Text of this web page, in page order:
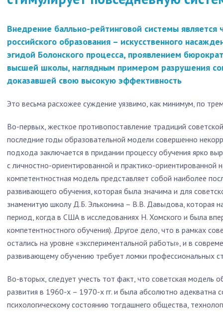
Внедрение балльно-рейтинговой системы является
российского образования – искусственного
эгидой Болонского процесса, проявлением
высшей школы, наглядным примером разрушения
доказавшей свою высокую эффективность
Это весьма расхожее суждение уязвимо, как минимум, по
Во-первых, жесткое противопоставление традиций
последние годы образовательной модели совершенно
подхода заключается в придании процессу обучения ярко
с личностно-ориентированной и практико-ориентированной
компетентностная модель представляет собой наиболее
развивающего обучения, которая была значима и для
знаменитую школу Д.Б. Эльконина – В.В. Давыдова, которая
период, когда в США в исследованиях Н. Хомского и была
компетентностного обучения). Другое дело, что в рамках
остались на уровне «экспериментальной работы», и в
развивающему обучению требует ломки профессиональных
Во-вторых, следует учесть тот факт, что советская модель
развития в 1960-х – 1970-х гг. и была абсолютно адекватна
психологическому состоянию тогдашнего общества,